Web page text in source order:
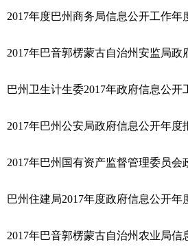
2017年度巴州商务局信息公开工作年
2017年巴州公安局政府信息公开年度
巴州住建局2017年度政府信息公开年